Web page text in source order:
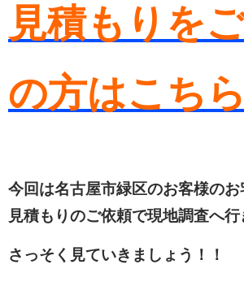
見積もりを
の方はこちら
今回は名古屋市緑区のお客様の
見積もりのご依頼で現地調査へ行
さっそく見ていきましょう！！